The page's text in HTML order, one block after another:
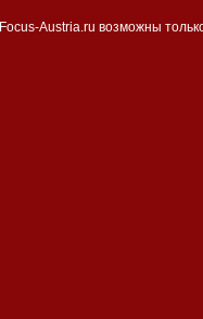
Focus-Аustria.ru возможны